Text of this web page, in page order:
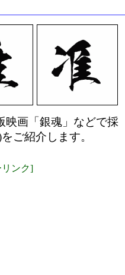
映画「銀魂」などで採
ご紹介します。
ンク]